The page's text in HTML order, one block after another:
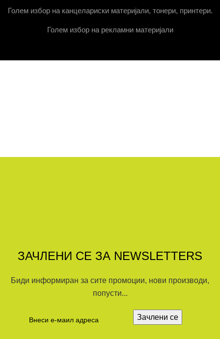
Голем избор на канцелариски материјали, тонери, принтери.
Голем избор на рекламни материјали
ЗАЧЛЕНИ СЕ ЗА NEWSLETTERS
Биди информиран за сите промоции, нови производи,
попусти...